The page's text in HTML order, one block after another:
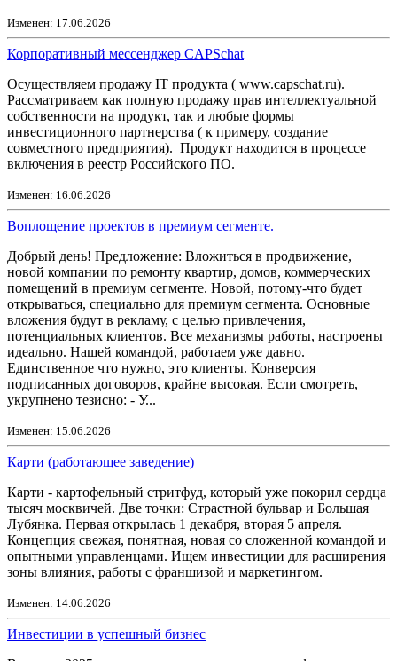
Изменен: 17.06.2026
Корпоративный мессенджер CAPSchat
Осуществляем продажу IT продукта ( www.capschat.ru).
Рассматриваем как полную продажу прав интеллектуальной
собственности на продукт, так и любые формы
инвестиционного партнерства ( к примеру, создание
совместного предприятия). Продукт находится в процессе
включения в реестр Российского ПО.
Изменен: 16.06.2026
Воплощение проектов в премиум сегменте.
Добрый день! Предложение: Вложиться в продвижение,
новой компании по ремонту квартир, домов, коммерческих
помещений в премиум сегменте. Новой, потому-что будет
открываться, специально для премиум сегмента. Основные
вложения будут в рекламу, с целью привлечения,
потенциальных клиентов. Все механизмы работы, настроены
идеально. Нашей командой, работаем уже давно.
Единственное что нужно, это клиенты. Конверсия
подписанных договоров, крайне высокая. Если смотреть,
укрупнено тезисно: - У...
Изменен: 15.06.2026
Карти (работающее заведение)
Карти - картофельный стритфуд, который уже покорил сердца
тысяч москвичей. Две точки: Страстной бульвар и Большая
Лубянка. Первая открылась 1 декабря, вторая 5 апреля.
Концепция свежая, понятная, новая со сложенной командой и
опытными управленцами. Ищем инвестиции для расширения
зоны влияния, работы с франшизой и маркетингом.
Изменен: 14.06.2026
Инвестиции в успешный бизнес